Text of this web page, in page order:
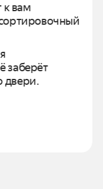
к вам
заберёт
двери.